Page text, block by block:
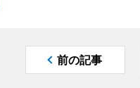
前の記事